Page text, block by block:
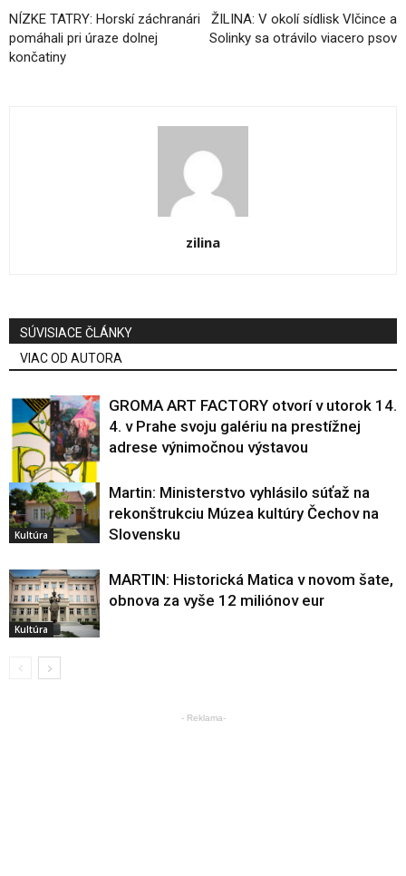
NÍZKE TATRY: Horskí záchranári
pomáhali pri úraze dolnej
končatiny
ŽILINA: V okolí sídlisk Vlčince a
Solinky sa otrávilo viacero psov
zilina
SÚVISIACE ČLÁNKY
VIAC OD AUTORA
Kultúra
GROMA ART FACTORY otvorí v utorok 14.
4. v Prahe svoju galériu na prestížnej
adrese výnimočnou výstavou
Kultúra
Martin: Ministerstvo vyhlásilo súťaž na
rekonštrukciu Múzea kultúry Čechov na
Slovensku
Kultúra
MARTIN: Historická Matica v novom šate,
obnova za vyše 12 miliónov eur
- Reklama-